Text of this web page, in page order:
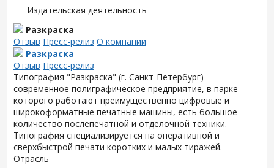
Издательская деятельность
Разкраска
Отзыв Пресс-релиз О компании
Разкраска
Отзыв Пресс-релиз
Типография "Разкраска" (г. Санкт-Петербург) -
современное полиграфическое предприятие, в парке
которого работают преимущественно цифровые и
широкоформатные печатные машины, есть большое
количество послепечатной и отделочной техники.
Типография специализируется на оперативной и
сверхбыстрой печати коротких и малых тиражей.
Отрасль